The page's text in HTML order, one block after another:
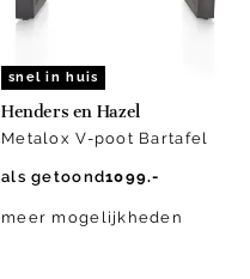
snel in huis
Henders en Hazel
Metalox V-poot Bartafel
als getoond1099.-
meer mogelijkheden